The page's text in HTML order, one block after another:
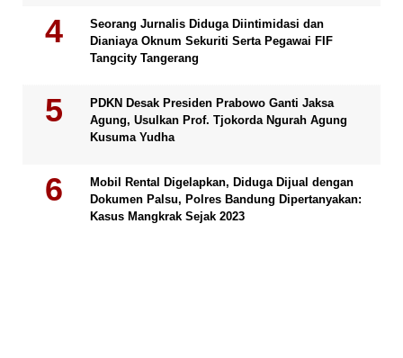
Seorang Jurnalis Diduga Diintimidasi dan
Dianiaya Oknum Sekuriti Serta Pegawai FIF
Tangcity Tangerang
PDKN Desak Presiden Prabowo Ganti Jaksa
Agung, Usulkan Prof. Tjokorda Ngurah Agung
Kusuma Yudha
Mobil Rental Digelapkan, Diduga Dijual dengan
Dokumen Palsu, Polres Bandung Dipertanyakan:
Kasus Mangkrak Sejak 2023